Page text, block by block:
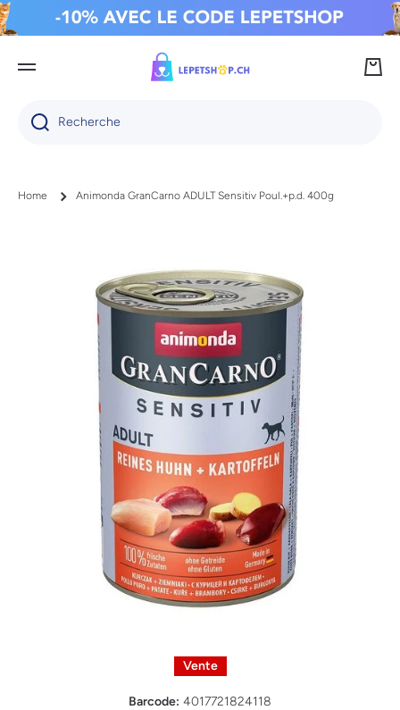
IGNORER ET PASSER AU CONTENU
Recherche
Home Animonda GranCarno ADULT Sensitiv Poul.+p.d. 400g
Vente
Barcode: 4017721824118